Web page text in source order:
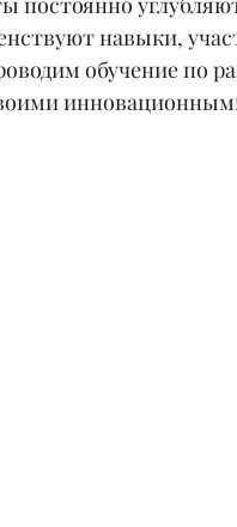
навыки,
обучение по